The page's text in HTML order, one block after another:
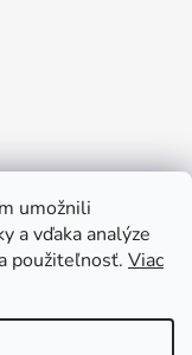
umožnili
a vďaka analýze
použiteľnosť. Viac